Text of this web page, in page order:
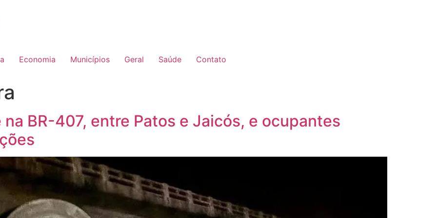
Economia Municípios Geral Saúde Contato
BR-407, entre Patos e Jaicós, e ocupantes